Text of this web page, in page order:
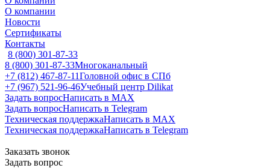
О компании
Новости
Сертификаты
Контакты
8 (800) 301-87-33
8 (800) 301-87-33Многоканальный
+7 (812) 467-87-11Головной офис в СПб
+7 (967) 521-96-46Учебный центр Dilikat
Задать вопросНаписать в MAX
Задать вопросНаписать в Telegram
Техническая поддержкаНаписать в MAX
Техническая поддержкаНаписать в Telegram
Заказать звонок
Задать вопрос